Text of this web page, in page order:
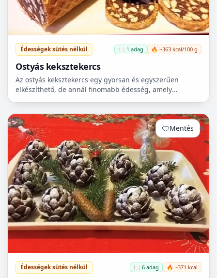
Édességek sütés nélkül 🍽️ 1 adag 🔥 ~363 kcal/100 g
Ostyás keksztekercs
Az ostyás keksztekercs egy gyorsan és egyszerűen
elkészíthető, de annál finomabb édesség, amely
Mentés 0
Édességek sütés nélkül 🍽️ 6 adag 🔥 ~371 kcal